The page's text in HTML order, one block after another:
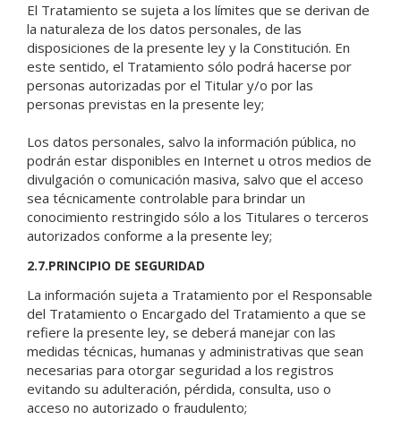
El Tratamiento se sujeta a los límites que se derivan de
la naturaleza de los datos personales, de las
disposiciones de la presente ley y la Constitución. En
este sentido, el Tratamiento sólo podrá hacerse por
personas autorizadas por el Titular y/o por las
personas previstas en la presente ley;
Los datos personales, salvo la información pública, no
podrán estar disponibles en Internet u otros medios de
divulgación o comunicación masiva, salvo que el acceso
sea técnicamente controlable para brindar un
conocimiento restringido sólo a los Titulares o terceros
autorizados conforme a la presente ley;
2.7.PRINCIPIO DE SEGURIDAD
La información sujeta a Tratamiento por el Responsable
del Tratamiento o Encargado del Tratamiento a que se
refiere la presente ley, se deberá manejar con las
medidas técnicas, humanas y administrativas que sean
necesarias para otorgar seguridad a los registros
evitando su adulteración, pérdida, consulta, uso o
acceso no autorizado o fraudulento;